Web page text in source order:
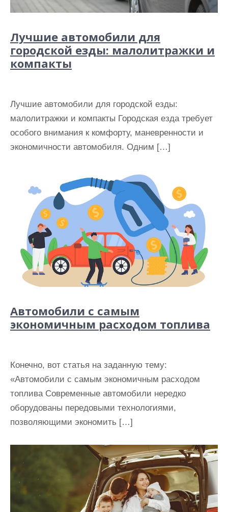
Лучшие автомобили для
городской езды: малолитражки и
компакты
Лучшие автомобили для городской езды:
малолитражки и компакты Городская езда требует
особого внимания к комфорту, маневренности и
экономичности автомобиля. Одним […]
Автомобили с самым
экономичным расходом топлива
Конечно, вот статья на заданную тему:
«Автомобили с самым экономичным расходом
топлива Современные автомобили нередко
оборудованы передовыми технологиями,
позволяющими экономить […]